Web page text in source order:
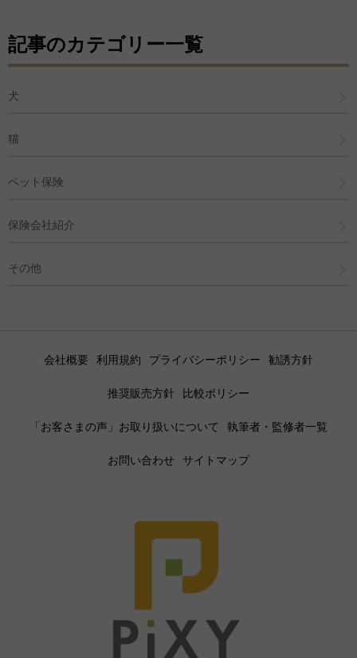
記事のカテゴリー一覧
犬
猫
ペット保険
保険会社紹介
その他
会社概要 利用規約 プライバシーポリシー 勧誘方針
推奨販売方針 比較ポリシー
「お客さまの声」お取り扱いについて 執筆者・監修者一覧
お問い合わせ サイトマップ